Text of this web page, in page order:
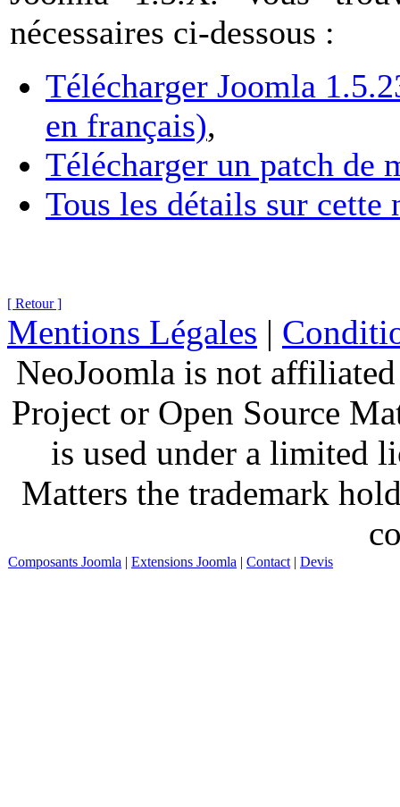
nécessaires ci-dessous :
Télécharger Joomla
en français),
Télécharger un patch de
Tous les détails sur cette
[ Retour ]
Mentions Légales |
NeoJoomla is not
Project or Open Source
is used under a limited
Matters the trademark
Composants Joomla | Extensions Joomla | Contact | Devis